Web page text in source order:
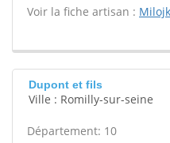
Voir la fiche artisan :
Dupont et fils
Ville : Romilly-sur-seine
Département: 10